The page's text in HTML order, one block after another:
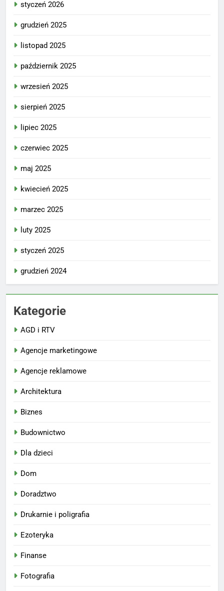
styczeń 2026
grudzień 2025
listopad 2025
październik 2025
wrzesień 2025
sierpień 2025
lipiec 2025
czerwiec 2025
maj 2025
kwiecień 2025
marzec 2025
luty 2025
styczeń 2025
grudzień 2024
Kategorie
AGD i RTV
Agencje marketingowe
Agencje reklamowe
Architektura
Biznes
Budownictwo
Dla dzieci
Dom
Doradztwo
Drukarnie i poligrafia
Ezoteryka
Finanse
Fotografia